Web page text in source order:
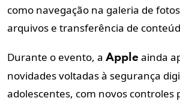
como navegação na galeria de
arquivos e transferência de
Durante o evento, a Apple ainda
novidades voltadas à segurança
adolescentes, com novos controles